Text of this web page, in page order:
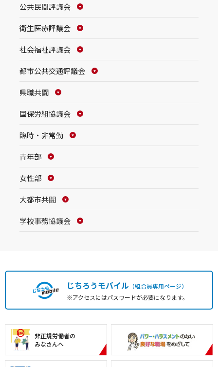
公共民間評議会
衛生医療評議会
社会福祉評議会
都市公共交通評議会
県職共闘
国保労組協議会
臨時・非常勤
青年部
女性部
大都市共闘
学校事務協議会
じちろうモバイル（組合員専用ページ）
※アクセスにはパスワードが必要になります。
非正規労働者の
みなさんへ